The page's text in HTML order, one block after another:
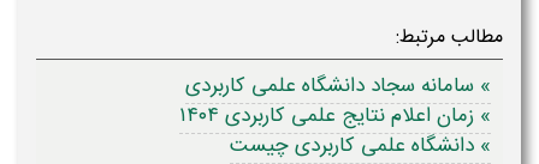
مطالب مرتبط:
» سامانه سجاد دانشگاه علمی کاربردی
» زمان اعلام نتایج علمی کاربردی ۱۴۰۴
» دانشگاه علمی کاربردی چیست